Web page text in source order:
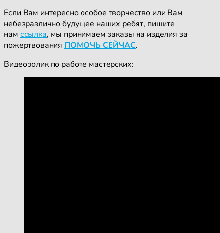
Если Вам интересно особое творчество или Вам
небезразлично будущее наших ребят, пишите
нам ссылка, мы принимаем заказы на изделия за
пожертвования ПОМОЧЬ СЕЙЧАС.
Видеоролик по работе мастерских: